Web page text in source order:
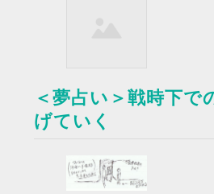
＜夢占い＞戦時下で
げていく